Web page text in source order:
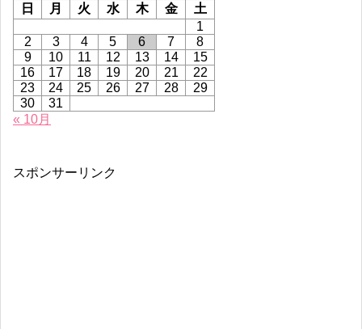
日
月 火 水 木 金
土
1
2
3 4 5 6 7
8
9
10 11 12 13 14
15
16
17 18 19 20 21
22
23
24 25 26 27 28
29
30
31
« 10月
スポンサーリンク